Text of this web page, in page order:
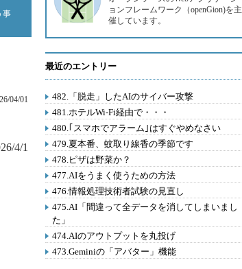
事
04/01
4/1
ョンフレームワーク（openGion)を主
催しています。
最近のエントリー
482.「脱走」したAIのサイバー攻撃
481.ホテルWi-Fi経由で・・・
480.｢スマホでアラーム｣はすぐやめなさい
479.夏本番、蚊取り線香の季節です
478.ピザは野菜か？
477.AIをうまく使うための方法
476.情報処理技術者試験の見直し
475.AI「間違って全データを消してしまいまし
た」
474.AIのアウトプットを丸投げ
473.Geminiの「アバター」機能